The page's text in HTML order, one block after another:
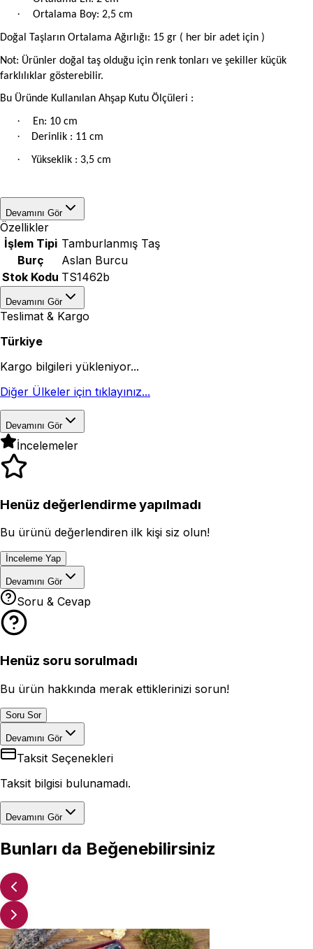
· Ortalama Boy: 2,5 cm
Doğal Taşların Ortalama Ağırlığı: 15 gr ( her bir adet için )
Not: Ürünler doğal taş olduğu için renk tonları ve şekiller küçük
farklılıklar gösterebilir.
Bu Üründe Kullanılan Ahşap Kutu Ölçüleri :
· En: 10 cm
· Derinlik : 11 cm
· Yükseklik : 3,5 cm
Devamını Gör
Özellikler
İşlem Tipi Tamburlanmış Taş
Burç
Aslan Burcu
Stok Kodu TS1462b
Devamını Gör
Teslimat & Kargo
Türkiye
Kargo bilgileri yükleniyor...
Diğer Ülkeler için tıklayınız...
Devamını Gör
İncelemeler
Henüz değerlendirme yapılmadı
Bu ürünü değerlendiren ilk kişi siz olun!
İnceleme Yap
Devamını Gör
Soru & Cevap
Henüz soru sorulmadı
Bu ürün hakkında merak ettiklerinizi sorun!
Soru Sor
Devamını Gör
Taksit Seçenekleri
Taksit bilgisi bulunamadı.
Devamını Gör
Bunları da Beğenebilirsiniz